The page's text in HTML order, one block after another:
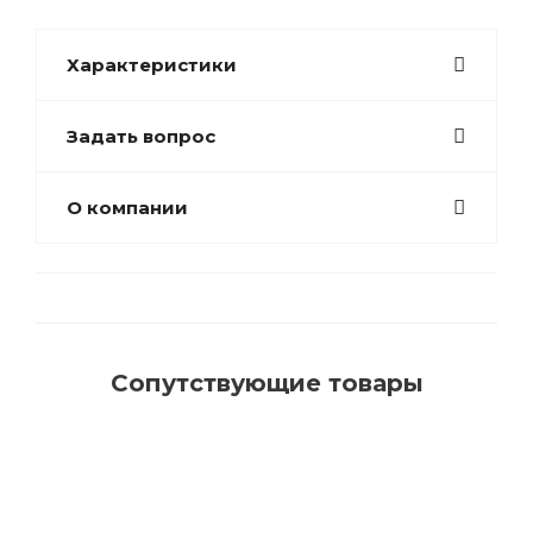
Характеристики
Задать вопрос
О компании
Сопутствующие товары